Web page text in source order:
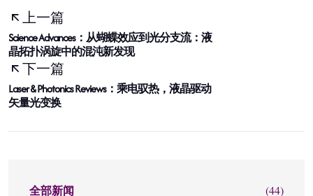
上一篇
Science Advances：从蝴蝶效应到光分支流：液
晶拓扑涡旋中的混沌新发现
下一篇
Laser & Photonics Reviews：乘电驭热，液晶驱动
矢量光变换
全部新闻 (44)